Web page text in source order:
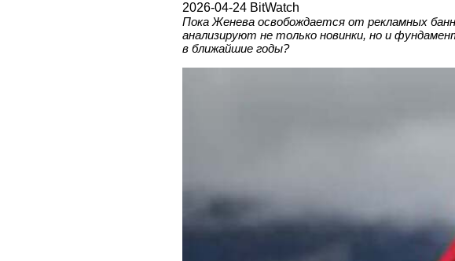
2026-04-24 BitWatch
Пока Женева освобождается от рекламных
анализируют не только новинки, но и
в ближайшие годы?